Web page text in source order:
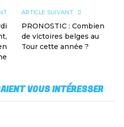
ARTICLE SUIVANT
PRONOSTIC : Combien
de victoires belges au
Tour cette année ?
VOUS INTÉRESSER